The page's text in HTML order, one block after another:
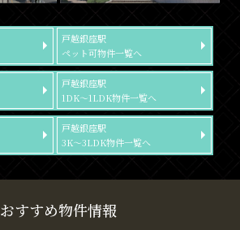
戸越銀座駅
ペット可物件一覧へ
戸越銀座駅
1DK～1LDK物件一覧へ
戸越銀座駅
3K～3LDK物件一覧へ
おすすめ物件情報